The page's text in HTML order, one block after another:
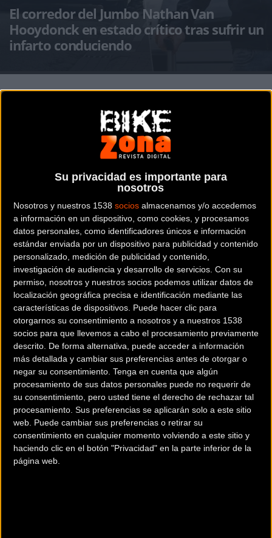
Su privacidad es importante para
nosotros
Nosotros y nuestros 1538 socios almacenamos y/o accedemos
a información en un dispositivo, como cookies, y procesamos
datos personales, como identificadores únicos e información
estándar enviada por un dispositivo para publicidad y contenido
personalizado, medición de publicidad y contenido,
investigación de audiencia y desarrollo de servicios. Con su
permiso, nosotros y nuestros socios podemos utilizar datos de
localización geográfica precisa e identificación mediante las
características de dispositivos. Puede hacer clic para
otorgarnos su consentimiento a nosotros y a nuestros 1538
socios para que llevemos a cabo el procesamiento previamente
descrito. De forma alternativa, puede acceder a información
más detallada y cambiar sus preferencias antes de otorgar o
negar su consentimiento. Tenga en cuenta que algún
procesamiento de sus datos personales puede no requerir de
su consentimiento, pero usted tiene el derecho de rechazar tal
procesamiento. Sus preferencias se aplicarán solo a este sitio
web. Puede cambiar sus preferencias o retirar su
consentimiento en cualquier momento volviendo a este sitio y
haciendo clic en el botón "Privacidad" en la parte inferior de la
página web.
El corredor del Jumbo Nathan Van
Hooydonck en estado crítico tras sufrir un
infarto conduciendo
ciclismopublicada el
a las14:37hen la sección de
27 años, resultó gravemente herido esta mañana en un
tuvo que ser reanimado en el lugar y trasladado al hospital
en estado crítico. Su esposa, que estaba en avanzado
estado de gestación, estaba sentada a su lado en el coche,
pero no resultó gravemente herida.
Nathan Van Hooydonckx sufrió posiblemente un infarto y
cruzó repentinamente el cruce y chocó contra cinco coches
que hacían cola en el semáforo al otro lado. Es posible que
Nathan haya presionado accidentalmente el acelerador al
sufrir el infarto.
Van Hooydonck fue reanimado en el lugar y trasladado al
hospital cuando estaba consciente. La policía dijo que su
condición era crítica. Su esposa Alicia, que está
embarazada de ocho meses, también fue trasladada al
hospital para un chequeo. Ella no resultó herida, pero fue
trasladada al hospital por precaución. Otro conductor y un